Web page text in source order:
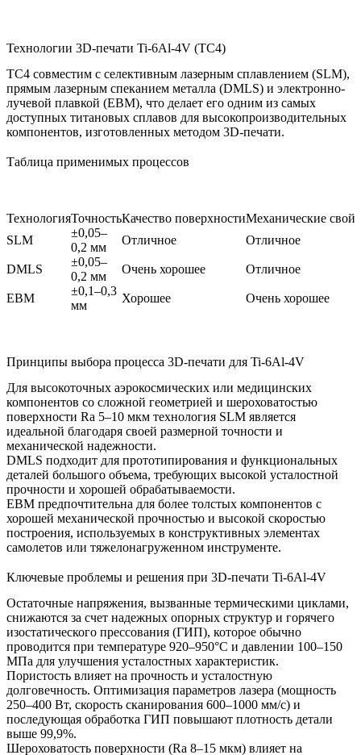
Технологии 3D-печати Ti-6Al-4V (TC4)
TC4 совместим с селективным лазерным сплавлением (SLM),
прямым лазерным спеканием металла (DMLS) и электронно-
лучевой плавкой (EBM), что делает его одним из самых
доступных титановых сплавов для высокопроизводительных
компонентов, изготовленных методом 3D-печати.
Таблица применимых процессов
ТехнологияТочностьКачество поверхностиМеханические
SLM
±0,05–
0,2 мм
Отличное Отличное
DMLS
±0,05–
0,2 мм
Очень хорошее Отличное
EBM
±0,1–0,3
мм
Хорошее Очень хорошее
Принципы выбора процесса 3D-печати для Ti-6Al-4V
Для высокоточных аэрокосмических или медицинских
компонентов со сложной геометрией и шероховатостью
поверхности Ra 5–10 мкм технология SLM является
идеальной благодаря своей размерной точности и
механической надежности.
DMLS подходит для прототипирования и функциональных
деталей большого объема, требующих высокой усталостной
прочности и хорошей обрабатываемости.
EBM предпочтительна для более толстых компонентов с
хорошей механической прочностью и высокой скоростью
построения, используемых в конструктивных элементах
самолетов или тяжелонагруженном инструменте.
Ключевые проблемы и решения при 3D-печати Ti-6Al-4V
Остаточные напряжения, вызванные термическими циклами,
снижаются за счет надежных опорных структур и горячего
изостатического прессования (ГИП), которое обычно
проводится при температуре 920–950°C и давлении 100–150
МПа для улучшения усталостных характеристик.
Пористость влияет на прочность и усталостную
долговечность. Оптимизация параметров лазера (мощность
250–400 Вт, скорость сканирования 600–1000 мм/с) и
последующая обработка ГИП повышают плотность детали
выше 99,9%.
Шероховатость поверхности (Ra 8–15 мкм) влияет на